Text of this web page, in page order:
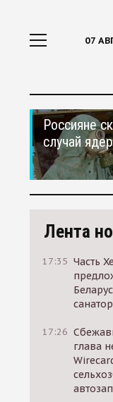
07
Россияне
случай
Лента
17:35 Часть
17:26
глава